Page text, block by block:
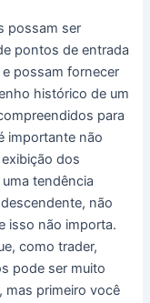
possam ser
pontos de entrada
possam fornecer
histórico de um
para
importante não
dos
tendência
não
isso não importa.
como trader,
pode ser muito
mas primeiro você